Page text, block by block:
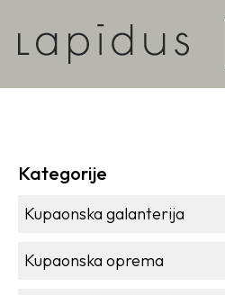
Kategorije
Kupaonska galanterija
Kupaonska oprema